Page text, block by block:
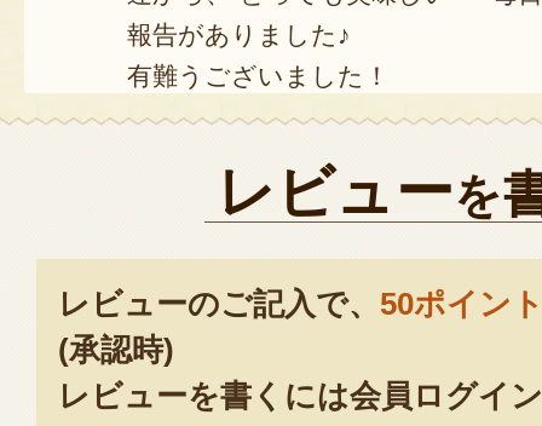
報告がありました♪
有難うございました！
2024年06
レビューを
レビューのご記入で、 50ポイン
(承認時)
レビューを書くには会員ログイ